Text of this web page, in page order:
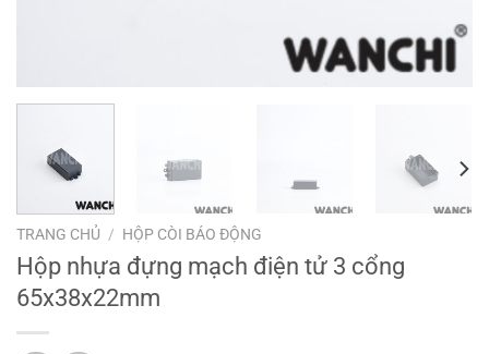
TRANG CHỦ / HỘP CÒI BÁO ĐỘNG
Hộp nhựa đựng mạch điện tử 3 cổng
65x38x22mm